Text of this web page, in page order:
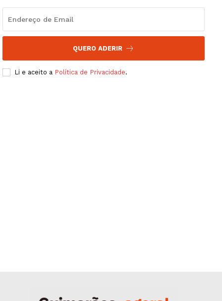
Artigos
Edição Digital
Europa
Grande Entrevista
Publicidade
QUERO ADERIR
Li e aceito a Política de Privacidade.